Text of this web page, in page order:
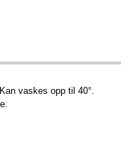
vaskes opp til 40°.